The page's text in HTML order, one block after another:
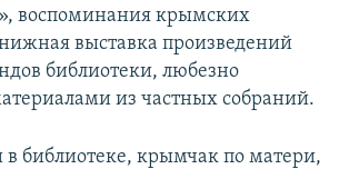
воспоминания крымских
выставка произведений
библиотеки, любезно
из частных собраний.
в библиотеке, крымчак по матери,